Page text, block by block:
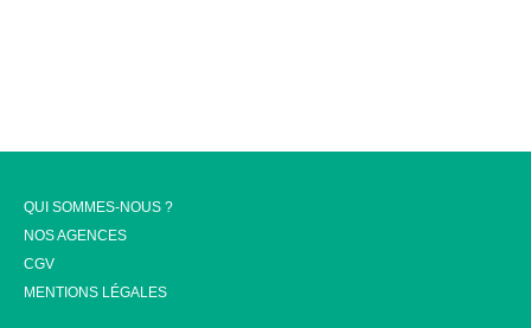
QUI SOMMES-NOUS ?
NOS AGENCES
CGV
MENTIONS LÉGALES